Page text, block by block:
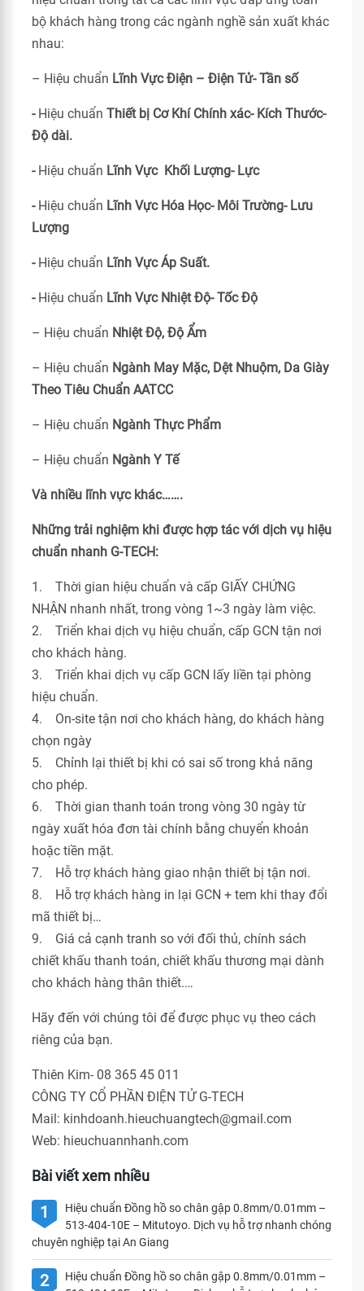
bộ khách hàng trong các ngành nghề sản xuất khác
nhau:
– Hiệu chuẩn Lĩnh Vực Điện – Điện Tử- Tần số
- Hiệu chuẩn Thiết bị Cơ Khí Chính xác- Kích Thước-
Độ dài.
- Hiệu chuẩn Lĩnh Vực Khối Lượng- Lực
- Hiệu chuẩn Lĩnh Vực Hóa Học- Môi Trường- Lưu
Lượng
- Hiệu chuẩn Lĩnh Vực Áp Suất.
-Hiệu chuẩn Lĩnh Vực Nhiệt Độ- Tốc Độ
– Hiệu chuẩn Nhiệt Độ, Độ Ẩm
– Hiệu chuẩn Ngành May Mặc, Dệt Nhuộm, Da Giày
Theo Tiêu Chuẩn AATCC
– Hiệu chuẩn Ngành Thực Phẩm
– Hiệu chuẩn Ngành Y Tế
Và nhiều lĩnh vực khác…….
Những trải nghiệm khi được hợp tác với dịch vụ hiệu
chuẩn nhanh G-TECH:
1. Thời gian hiệu chuẩn và cấp GIẤY CHỨNG
NHẬN nhanh nhất, trong vòng 1~3 ngày làm việc.
2. Triển khai dịch vụ hiệu chuẩn, cấp GCN tận nơi
cho khách hàng.
3. Triển khai dịch vụ cấp GCN lấy liền tại phòng
hiệu chuẩn.
4. On-site tận nơi cho khách hàng, do khách hàng
chọn ngày
5. Chỉnh lại thiết bị khi có sai số trong khả năng
cho phép.
6. Thời gian thanh toán trong vòng 30 ngày từ
ngày xuất hóa đơn tài chính bằng chuyển khoản
hoặc tiền mặt.
7. Hỗ trợ khách hàng giao nhận thiết bị tận nơi.
8. Hỗ trợ khách hàng in lại GCN + tem khi thay đổi
mã thiết bị…
9. Giá cả cạnh tranh so với đối thủ, chính sách
chiết khấu thanh toán, chiết khấu thương mại dành
cho khách hàng thân thiết.…
Hãy đến với chúng tôi để được phục vụ theo cách
riêng của bạn.
Thiên Kim- 08 365 45 011
CÔNG TY CỔ PHẦN ĐIỆN TỬ G-TECH
Mail: kinhdoanh.hieuchuangtech@gmail.com
Web: hieuchuannhanh.com
Bài viết xem nhiều
1
Hiệu chuẩn Đồng hồ so chân gập 0.8mm/0.01mm –
513-404-10E – Mitutoyo. Dịch vụ hỗ trợ nhanh chóng
chuyên nghiệp tại An Giang
2
Hiệu chuẩn Đồng hồ so chân gập 0.8mm/0.01mm –